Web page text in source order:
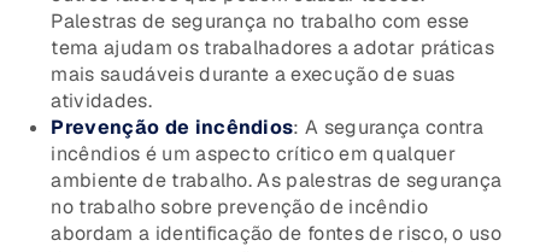
Palestras de segurança no trabalho com esse
tema ajudam os trabalhadores a adotar práticas
mais saudáveis durante a execução de suas
atividades.
Prevenção de incêndios: A segurança contra
incêndios é um aspecto crítico em qualquer
ambiente de trabalho. As palestras de segurança
no trabalho sobre prevenção de incêndio
abordam a identificação de fontes de risco, o uso